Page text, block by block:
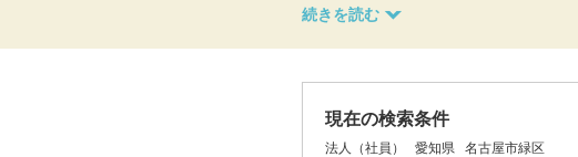
現在の検索条件
法人（社員） 愛知県 名古屋市緑区